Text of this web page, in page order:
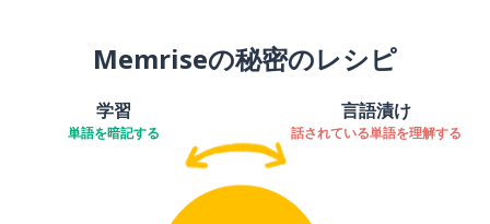
Memriseの秘密のレシピ
学習
単語を暗記する
言語漬け
話されている単語を理解する